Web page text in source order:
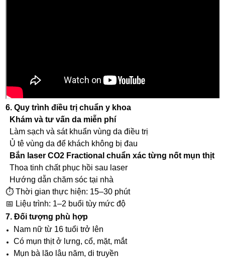
6. Quy trình điều trị chuẩn y khoa
Khám và tư vấn da miễn phí
Làm sạch và sát khuẩn vùng da điều trị
Ủ tê vùng da để khách không bị đau
Bắn laser CO2 Fractional chuẩn xác từng nốt mụn thịt
Thoa tinh chất phục hồi sau laser
Hướng dẫn chăm sóc tại nhà
⏱ Thời gian thực hiện: 15–30 phút
📅 Liệu trình: 1–2 buổi tùy mức độ
7. Đối tượng phù hợp
Nam nữ từ 16 tuổi trở lên
Có mụn thịt ở lưng, cổ, mặt, mắt
Mụn bà lão lâu năm, di truyền